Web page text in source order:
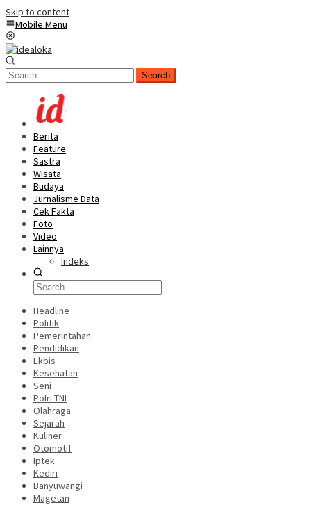
Skip to content
Mobile Menu
Search
Berita
Feature
Sastra
Wisata
Budaya
Jurnalisme Data
Cek Fakta
Foto
Video
Lainnya
Indeks
Headline
Politik
Pemerintahan
Pendidikan
Ekbis
Kesehatan
Seni
Polri-TNI
Olahraga
Sejarah
Kuliner
Otomotif
Iptek
Kediri
Banyuwangi
Magetan